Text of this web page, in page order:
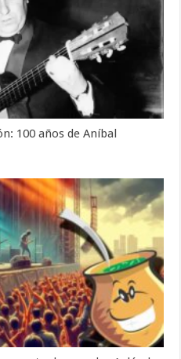
100 años de Aníbal